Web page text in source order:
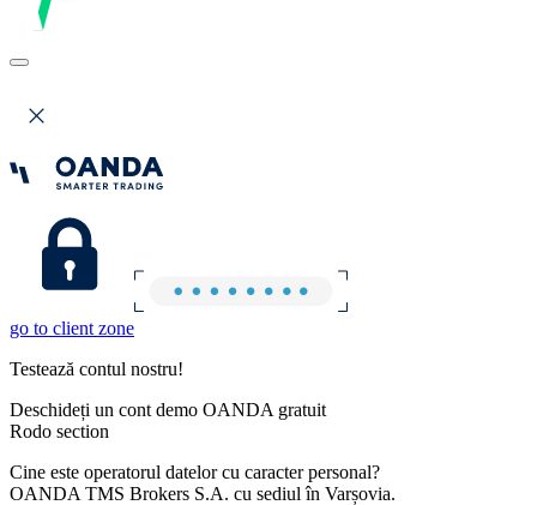
go to client zone
Testează contul nostru!
Deschideți un cont demo OANDA gratuit
Rodo section
Cine este operatorul datelor cu caracter personal?
OANDA TMS Brokers S.A. cu sediul în Varșovia.